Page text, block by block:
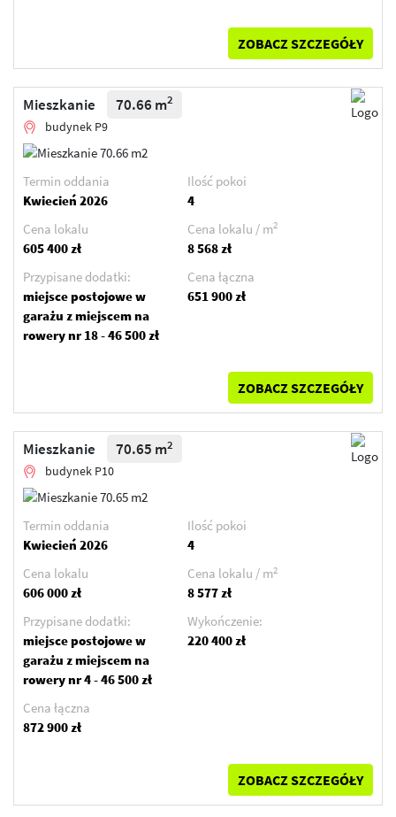
ZOBACZ SZCZEGÓŁY
Mieszkanie 70.66 m2
budynek P9
Termin oddania
Kwiecień 2026
Ilość pokoi
4
Cena lokalu
605 400 zł
Cena lokalu / m2
8 568 zł
Przypisane dodatki:
miejsce postojowe w
garażu z miejscem na
rowery nr 18 - 46 500 zł
Cena łączna
651 900 zł
ZOBACZ SZCZEGÓŁY
Mieszkanie 70.65 m2
budynek P10
Termin oddania
Kwiecień 2026
Ilość pokoi
4
Cena lokalu
606 000 zł
Cena lokalu / m2
8 577 zł
Przypisane dodatki:
miejsce postojowe w
garażu z miejscem na
rowery nr 4 - 46 500 zł
Wykończenie:
220 400 zł
Cena łączna
872 900 zł
ZOBACZ SZCZEGÓŁY